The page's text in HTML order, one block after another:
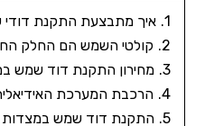
איך מתבצעת התקנת
קולטי השמש הם החלק
מחירון התקנת דוד שמש
הרכבת המערכת
התקנת דוד שמש במצדות